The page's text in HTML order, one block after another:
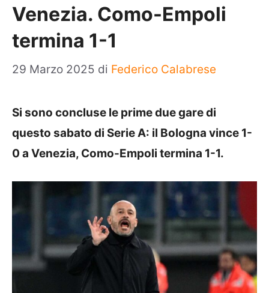
Venezia. Como-Empoli
termina 1-1
29 Marzo 2025 di Federico Calabrese
Si sono concluse le prime due gare di
questo sabato di Serie A: il Bologna vince 1-
0 a Venezia, Como-Empoli termina 1-1.